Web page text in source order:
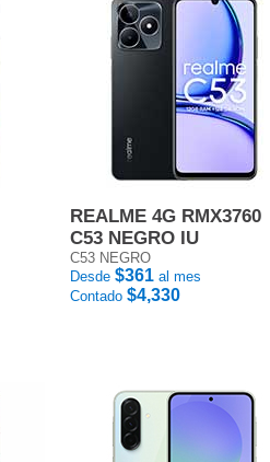
REALME 4G RMX3760
C53 NEGRO IU
C53 NEGRO
Desde $361 al mes
Contado $4,330